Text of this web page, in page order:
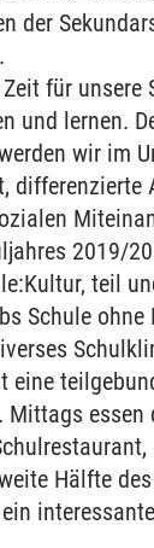
der
für unsere
und lernen.
wir im
differenzierte
2019/
teil
Schule
eine
Mittags essen
Hälfte